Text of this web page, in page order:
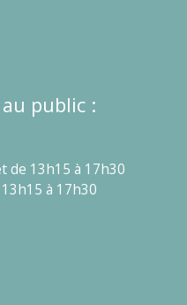
public :
de 13h15 à 17h30
à 17h30